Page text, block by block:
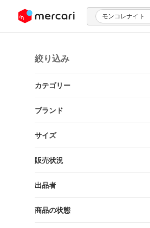
ツにスキップ モンコレナイト
絞り込み
カテゴリー
ブランド
サイズ
販売状況
出品者
商品の状態